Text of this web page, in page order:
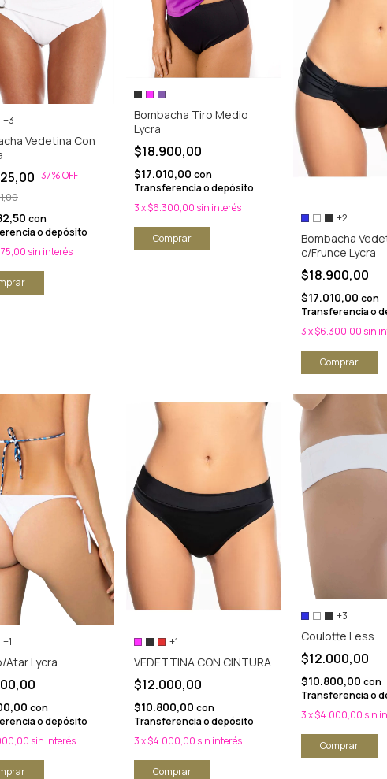
+3
Vedetina Con
-37%OFF
con
o depósito
sin interés
Bombacha Tiro Medio
Lycra
$18.900,00
$17.010,00con
Transferencia o depósito
3x$6.300,00 sin interés
Comprar
+2
Bombacha
c/Frunce Lycra
$18.900,00
$17.010,00 con
Transferencia o
3x$6.300,00 sin
Comprar
+1
Atar Lycra
con
o depósito
sin interés
+1
VEDETTINA CON CINTURA
$12.000,00
$10.800,00con
Transferencia o depósito
3x$4.000,00 sin interés
Comprar
+3
Coulotte Less
$12.000,00
$10.800,00 con
Transferencia o
3x$4.000,00 sin
Comprar